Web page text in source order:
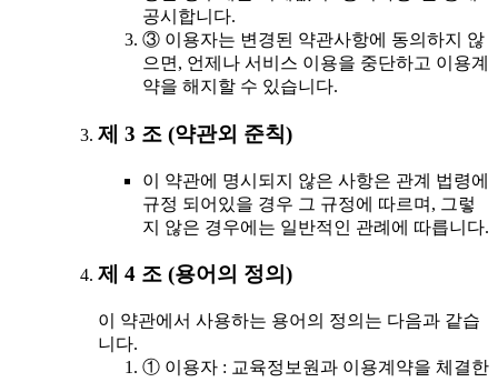
공시합니다.
③ 이용자는 변경된 약관사항에 동의하지 않
으면, 언제나 서비스 이용을 중단하고 이용계
약을 해지할 수 있습니다.
제 3 조 (약관외 준칙)
이 약관에 명시되지 않은 사항은 관계 법령에
규정 되어있을 경우 그 규정에 따르며, 그렇
지 않은 경우에는 일반적인 관례에 따릅니다.
제 4 조 (용어의 정의)
이 약관에서 사용하는 용어의 정의는 다음과 같습
니다.
① 이용자 : 교육정보원과 이용계약을 체결한